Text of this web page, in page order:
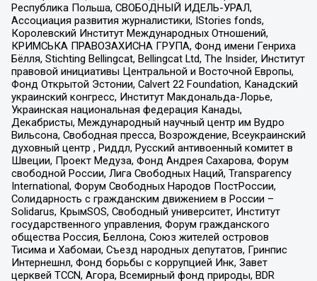
Республика Польша, СВОБОДНЫЙ ИДЕЛЬ-УРАЛ,
Ассоциация развития журналистики, IStories fonds,
Королевский Институт Международных Отношений,
КРИМСЬКА ПРАВОЗАХИСНА ГРУПА, Фонд имени Генриха
Бёлля, Stichting Bellingcat, Bellingcat Ltd, The Insider, Институт
правовой инициативы Центральной и Восточной Европы,
Фонд Открытой Эстонии, Calvert 22 Foundation, Канадский
украинский конгресс, Институт Макдональда-Лорье,
Украинская национальная федерация Канады,
Декабристы, Международный научный центр им Вудро
Вильсона, Свободная пресса, Возрождение, Всеукраинский
духовный центр , Риддл, Русский антивоенный комитет в
Швеции, Проект Медуза, Фонд Андрея Сахарова, Форум
свободной России, Лига Свободных Наций, Transparеncy
International, Форум Свободных Народов ПостРоссии,
Солидарность с гражданским движением в России –
Solidarus, КрымSOS, Свободный университет, Институт
государственного управления, Форум гражданского
общества Россия, Беллона, Союз жителей островов
Тисима и Хабомаи, Съезд народных депутатов, Гринпис
Интернешнл, Фонд борьбы с коррупцией Инк, Завет
церквей TCCN, Агора, Всемирный фонд природы, BDR